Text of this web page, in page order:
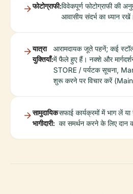
फोटोग्राफी:विवेकपूर्ण फोटोग्राफी की
आवासीय संदर्भ का ध्यान
यात्रा
युक्तियाँ:
आरामदायक जूते पहनें; कई
में फैले हुए हैं। नक्शे और
STORE / पर्यटक सूचना,
शुरू करने पर विचार करें
सामुदायिक
भागीदारी:
सफाई कार्यक्रमों में भाग लें
का समर्थन करने के लिए दान